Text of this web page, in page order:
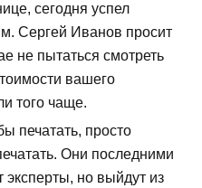
сегодня успел
Сергей Иванов просит
не пытаться смотреть
вашего
того чаще.
печатать, просто
Они последними
эксперты, но выйдут из